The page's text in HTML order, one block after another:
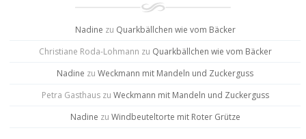
Nadine zu Quarkbällchen wie vom Bäcker
Christiane Roda-Lohmann zu Quarkbällchen wie vom Bäcker
Nadine zu Weckmann mit Mandeln und Zuckerguss
Petra Gasthauszu Weckmann mit Mandeln und Zuckerguss
Nadine zu Windbeuteltorte mit Roter Grütze